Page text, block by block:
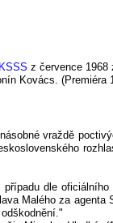
z července 1968
Kovács. (Premiéra
vraždě
dle
Malého za